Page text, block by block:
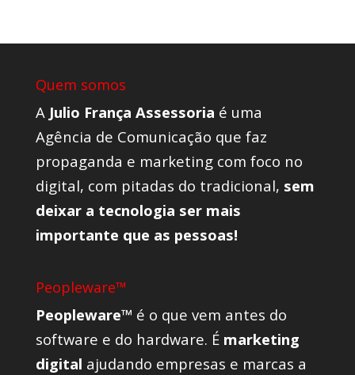
Quem somos
A Julio França Assessoria é uma
Agência de Comunicação que faz
propaganda e marketing com foco no
digital, com pitadas do tradicional, sem
deixar a tecnologia ser mais
importante que as pessoas!
Peopleware™
Peopleware™ é o que vem antes do
software e do hardware. É marketing
digital ajudando empresas e marcas a